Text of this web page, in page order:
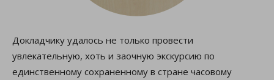
Докладчику удалось не только провести
увлекательную, хоть и заочную экскурсию по
единственному сохраненному в стране часовому